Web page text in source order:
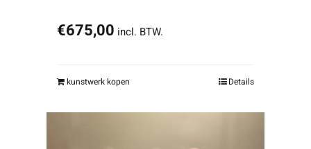
€675,00 incl. BTW.
kunstwerk kopen Details